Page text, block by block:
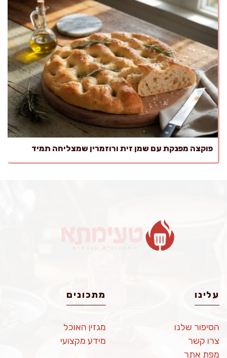
פוקצה מפנקת עם שמן זית ורוזמרין שמצליחה תמיד
עלינו
הסיפור שלנו
צרו קשר
מפת אתר
מתכונים
מגזין האוכל
מידע מקצועי